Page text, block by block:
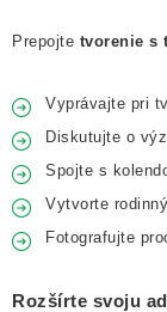
Prepojte tvorenie s
Vyprávajte pri
Diskutujte o
Spojte s
Vytvorte
Fotografujte
Rozšírte svoju